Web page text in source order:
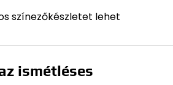
színezőkészletet lehet
ismétléses